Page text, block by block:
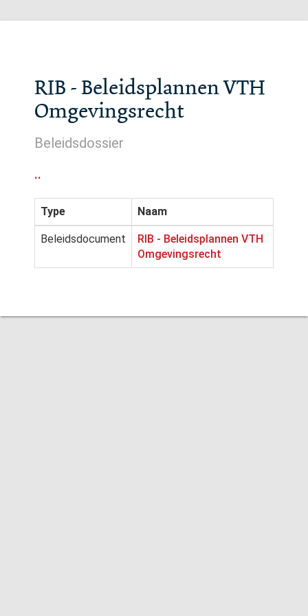
RIB - Beleidsplannen VTH
Omgevingsrecht
Beleidsdossier
..
Type Naam
Beleidsdocument
RIB - Beleidsplannen VTH
Omgevingsrecht